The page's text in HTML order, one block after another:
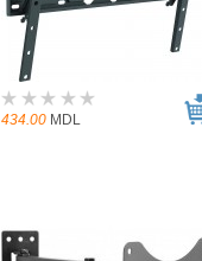
434.00 MDL